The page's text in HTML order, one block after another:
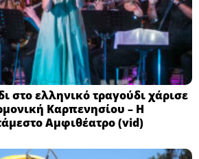
στο ελληνικό τραγούδι χάρισε
Καρπενησίου – Η
Αμφιθέατρο (vid)